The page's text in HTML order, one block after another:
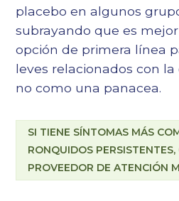
placebo en algunos
subrayando que es
opción de primera línea
leves relacionados con
no como una panacea.
SI TIENE SÍNTOMAS MÁS
RONQUIDOS
PROVEEDOR DE ATENCIÓN